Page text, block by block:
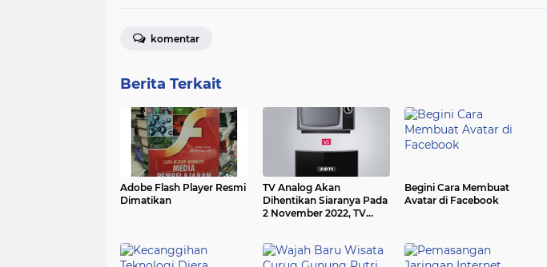
komentar
Berita Terkait
Adobe Flash Player Resmi
Dimatikan
TV Analog Akan
Dihentikan Siaranya Pada
2 November 2022, TV
Begini Cara Membuat
Avatar di Facebook